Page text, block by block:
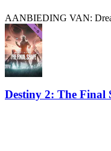
AANBIEDING VAN:
Destiny 2: The Final